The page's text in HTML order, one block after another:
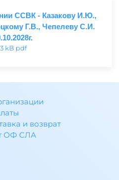
ССВК - Казакову И.Ю.,
Г.В., Чепелеву С.И.
kB pdf
и возврат
ОФ СЛА